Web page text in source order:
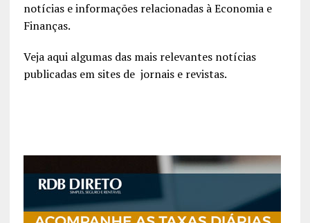
notícias e informações relacionadas à Economia e
Finanças.
Veja aqui algumas das mais relevantes notícias
publicadas em sites de jornais e revistas.